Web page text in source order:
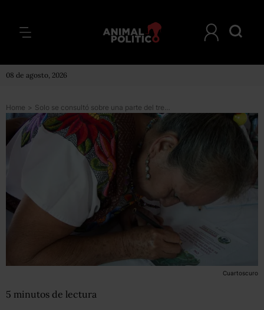
08 de agosto, 2026
Home > Solo se consultó sobre una parte del tren Maya: activistas; gobierno promete más consultas
Cuartoscuro
5 minutos de lectura